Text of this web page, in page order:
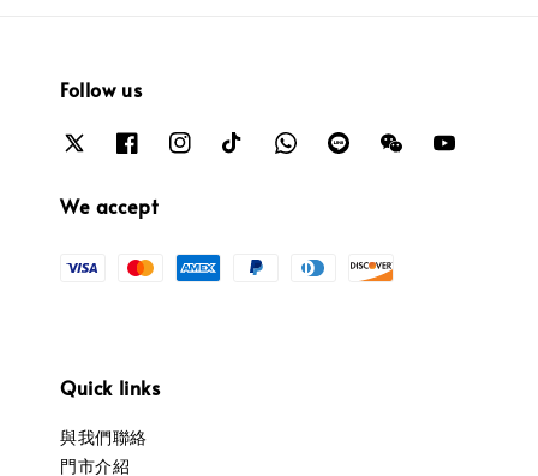
Follow us
We accept
Quick links
與我們聯絡
門市介紹